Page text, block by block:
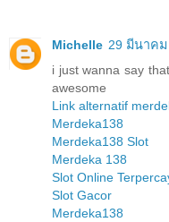
Michelle 29 มีนาคม
i just wanna say
awesome
Link alternatif
Merdeka138
Merdeka138 Slot
Merdeka 138
Slot Online
Slot Gacor
Merdeka138